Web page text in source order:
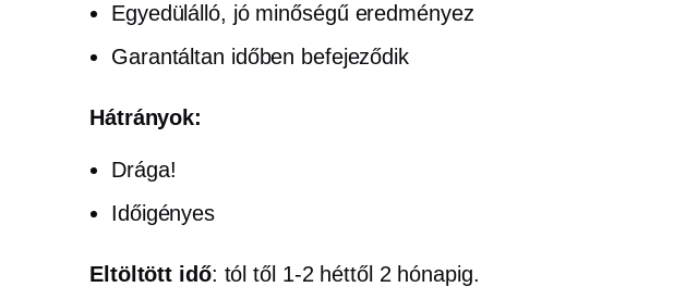
Egyedülálló, jó minőségűeredményez
Garantáltan időben befejeződik
Hátrányok:
Drága!
Időigényes
Eltöltött idő: tól től 1-2 héttől 2 hónapig.